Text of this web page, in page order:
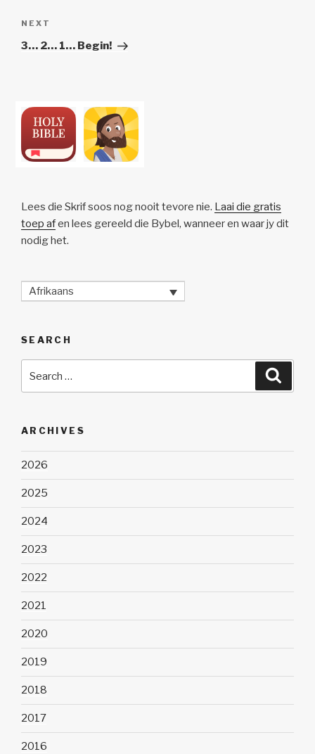
Next
Post
NEXT
3… 2… 1… Begin!
Lees die Skrif soos nog nooit tevore nie. Laai die gratis
toep afen lees gereeld die Bybel, wanneer en waar jy dit
nodig het.
Afrikaans
SEARCH
ARCHIVES
2026
2025
2024
2023
2022
2021
2020
2019
2018
2017
2016